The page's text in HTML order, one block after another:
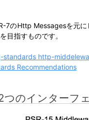
7のHttp Messagesを元
目指すものです。
http-
Recommendations
つのインターフ